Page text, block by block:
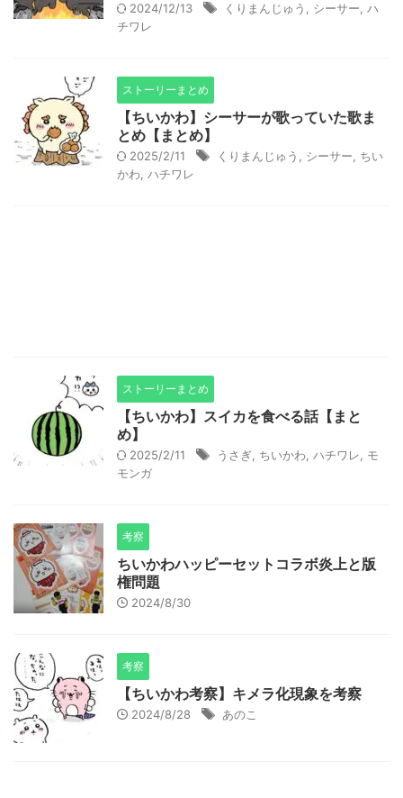
2024/12/13 くりまんじゅう シーサー ハ
チワレ
ストーリーまとめ
【ちいかわ】シーサーが歌っていた歌ま
とめ【まとめ】
2025/2/11 くりまんじゅう シーサー
ちい
かわ ハチワレ
ストーリーまとめ
【ちいかわ】スイカを食べる話【まと
め】
2025/2/11 うさぎ ちいかわ ハチワレ
モ
モンガ
考察
ちいかわハッピーセットコラボ炎上と版
権問題
2024/8/30
考察
【ちいかわ考察】キメラ化現象を考察
2024/8/28 あのこ